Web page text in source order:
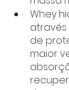
Whey
de
maior